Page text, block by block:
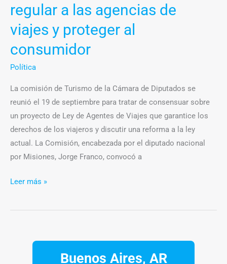
regular a las agencias de
viajes y proteger al
consumidor
Política
La comisión de Turismo de la Cámara de Diputados se
reunió el 19 de septiembre para tratar de consensuar sobre
un proyecto de Ley de Agentes de Viajes que garantice los
derechos de los viajeros y discutir una reforma a la ley
actual. La Comisión, encabezada por el diputado nacional
por Misiones, Jorge Franco, convocó a
y
proteger
consumidor
Leer más »
Buenos Aires, AR